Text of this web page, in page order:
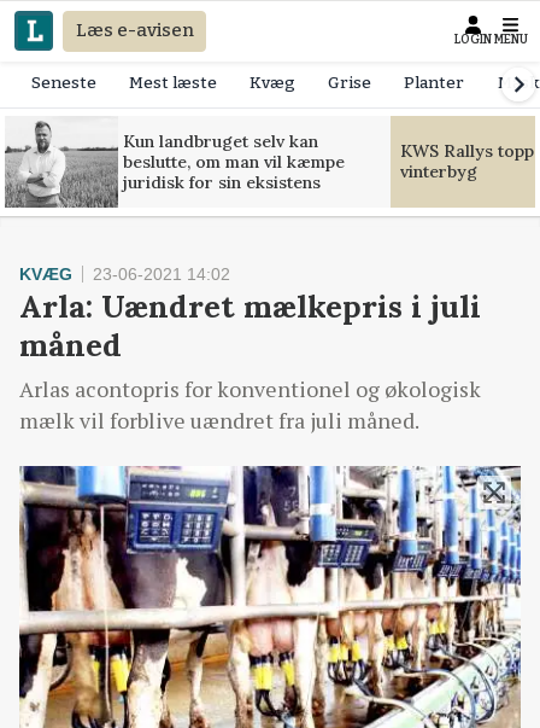
Læs e-avisen LOGIN MENU
Seneste Mest læste Kvæg Grise Planter
Kun landbruget selv kan
beslutte, om man vil kæmpe
juridisk for sin eksistens
KWS Rallys
vinterbyg
KVÆG 23-06-2021 14:02
Arla: Uændret mælkepris i juli
måned
Arlas acontopris for konventionel og økologisk
mælk vil forblive uændret fra juli måned.